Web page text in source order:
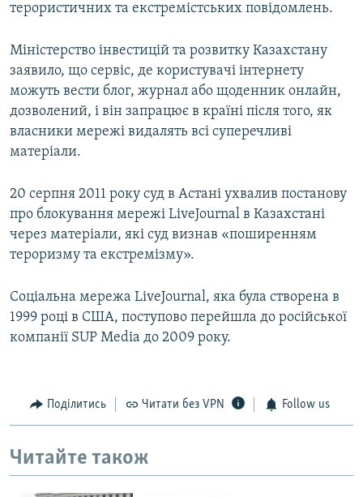
терористичних та екстремістських повідомлень.
Міністерство інвестицій та розвитку Казахстану
заявило, що сервіс, де користувачі інтернету
можуть вести блог, журнал або щоденник онлайн,
дозволений, і він запрацює в країні після того, як
власники мережі видалять всі суперечливі
матеріали.
20 серпня 2011 року суд в Астані ухвалив постанову
про блокування мережі LiveJournal в Казахстані
через матеріали, які суд визнав «поширенням
тероризму та екстремізму».
Соціальна мережа LiveJournal, яка була створена в
1999 році в США, поступово перейшла до російської
компанії SUP Media до 2009 року.
Поділитись Читати без VPN Follow us
Читайте також